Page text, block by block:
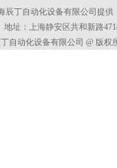
辰丁自动化设备有限公司提供
地址：上海静安区共和新路
自动化设备有限公司 @ 版权